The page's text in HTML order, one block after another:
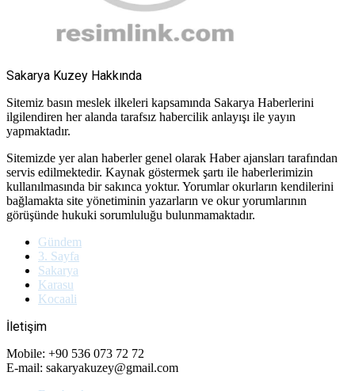
Sakarya Kuzey Hakkında
Sitemiz basın meslek ilkeleri kapsamında Sakarya Haberlerini
ilgilendiren her alanda tarafsız habercilik anlayışı ile yayın
yapmaktadır.
Sitemizde yer alan haberler genel olarak Haber ajansları tarafından
servis edilmektedir. Kaynak göstermek şartı ile haberlerimizin
kullanılmasında bir sakınca yoktur. Yorumlar okurların kendilerini
bağlamakta site yönetiminin yazarların ve okur yorumlarının
görüşünde hukuki sorumluluğu bulunmamaktadır.
Gündem
3. Sayfa
Sakarya
Karasu
Kocaali
İletişim
Mobile: +90 536 073 72 72
E-mail: sakaryakuzey@gmail.com